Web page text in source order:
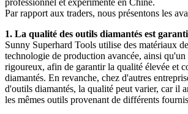
Par rapport aux traders, nous présentons les
1. La qualité des outils diamantés est
Sunny Superhard Tools utilise des matériaux
technologie de production avancée, ainsi qu'un
rigoureux, afin de garantir la qualité élevée et
diamantés. En revanche, chez d'autres
d'outils diamantés, la qualité peut varier, car il
les mêmes outils provenant de différents